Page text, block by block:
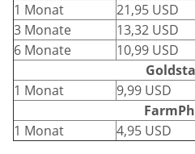
1 Monat
21,95 USD
3 Monate
13,32 USD
6 Monate
10,99 USD
1 Monat
9,99 USD
1 Monat
4,95 USD